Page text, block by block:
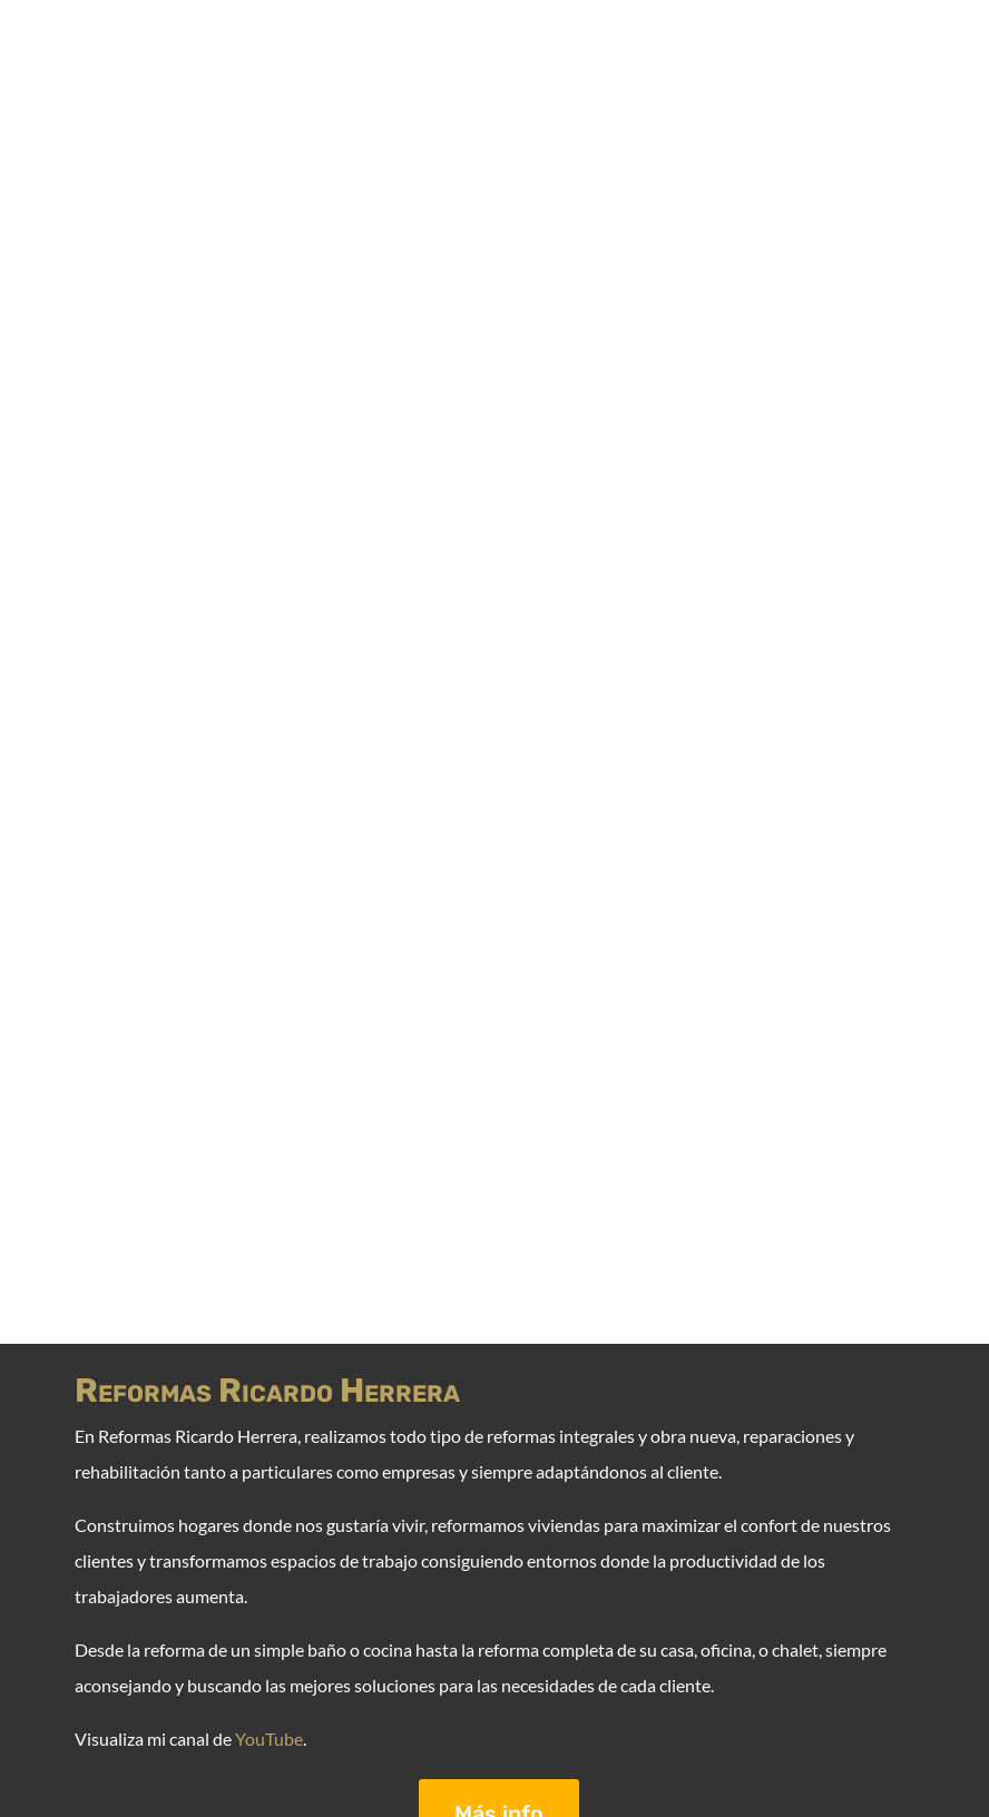
Reformas Ricardo Herrera
En Reformas Ricardo Herrera, realizamos todo tipo de reformas integrales y obra nueva, reparaciones y
rehabilitación tanto a particulares como empresas y siempre adaptándonos al cliente.
Construimos hogares donde nos gustaría vivir, reformamos viviendas para maximizar el confort de nuestros
clientes y transformamos espacios de trabajo consiguiendo entornos donde la productividad de los
trabajadores aumenta.
Desde la reforma de un simple baño o cocina hasta la reforma completa de su casa, oficina, o chalet, siempre
aconsejando y buscando las mejores soluciones para las necesidades de cada cliente.
Visualiza mi canal deYouTube.